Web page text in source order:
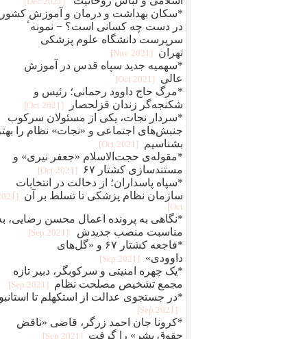
*سکان بهداشت و درمان و آموزش کشور
در دست چه کسانی است؟ − نمونهٴ
سرپرست دانشگاه علوم پزشکی
تهران
[2021 Nov]
*سهمیه جدید سپاه قدس در آموزش
عالی
[2021 Oct]
*مرگ حاج داوود رحمانی؛ رئیس و
شکنجه‌گر زندان قزلحصار
[2021 Oct]
*سردار نجات، یکی از مسئولان سرکوب
جنبش‌های اجتماعی و «نجات» نظام را
بشناسیم
[2021 Oct]
*مقوله‌ی حجت‌الاسلام «جعفر نیری» و
مستند‌سازی کشتار ۶۷
[2021 Oct]
*سپاه پاسداران؛ از دخالت در انتخابات
سازمان نظام پزشکی تا تسلط بر آن
Oct]
*نگاهی به پرونده اعمال محسن رضایی،
مناسبت منصب جدیدش
[2021 Sep]
*فاجعه کشتار ۶۷ و «گل‌های
داوودی»
[2021 Sep]
*یک چهره‌‌ امنیتی و سرکوبگر، دبیر تازه
مجمع تشخیص مصلحت نظام
[2021 Sep]
*در جستجوی عدالت از استکهلم تا
[2021 Sep]
*کرونا جان احمد زرگر، قاضی «ناقض
حقوق بشر» را گرفت
[2021 Sep]